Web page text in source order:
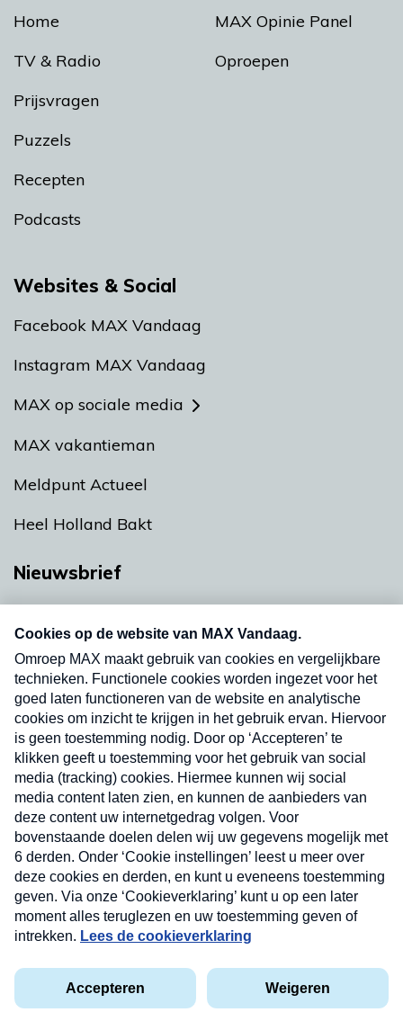
Home
TV & Radio
Prijsvragen
Puzzels
Recepten
Podcasts
MAX Opinie Panel
Oproepen
Websites & Social
Facebook MAX Vandaag
Instagram MAX Vandaag
MAX op sociale media
MAX vakantieman
Meldpunt Actueel
Heel Holland Bakt
Nieuwsbrief
nieuwsbrief. Elke vrijdag- en dinsdagochtend in
uw mailbox.
Verzend
Privacyverklaring
Cookieverklaring
Kwetsbaarheid melden
Nieuwsbrief
Neem hier een gratis abonnement op onze
nieuwsbrief. Elke vrijdag- en dinsdagochtend in uw